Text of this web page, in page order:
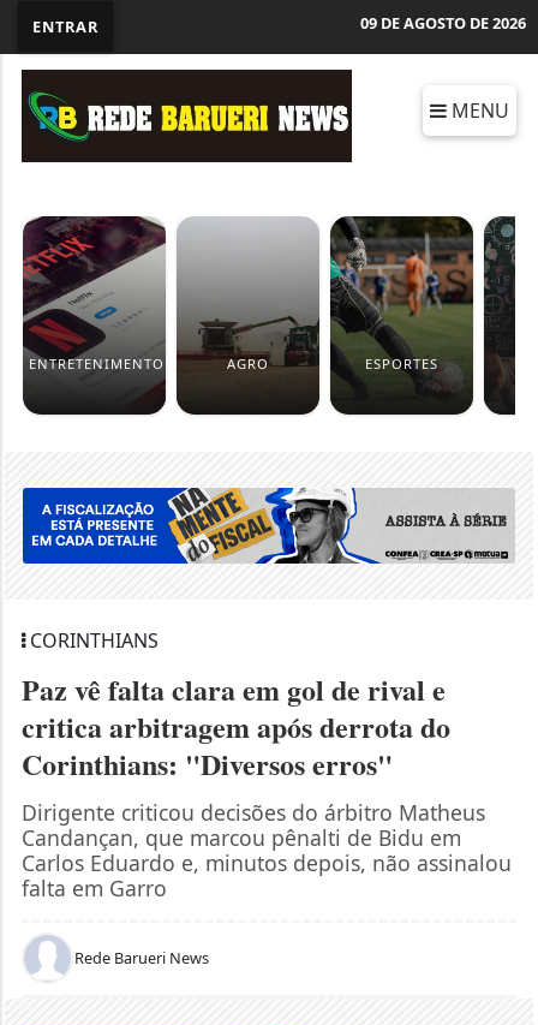
ENTRAR 09 DE AGOSTO DE 2026
MENU
ENTRETENIMENTO AGRO ESPORTES
CORINTHIANS
Paz vê falta clara em gol de rival e
critica arbitragem após derrota do
Corinthians: "Diversos erros"
Dirigente criticou decisões do árbitro Matheus
Candançan, que marcou pênalti de Bidu em
Carlos Eduardo e, minutos depois, não assinalou
falta em Garro
Rede Barueri News